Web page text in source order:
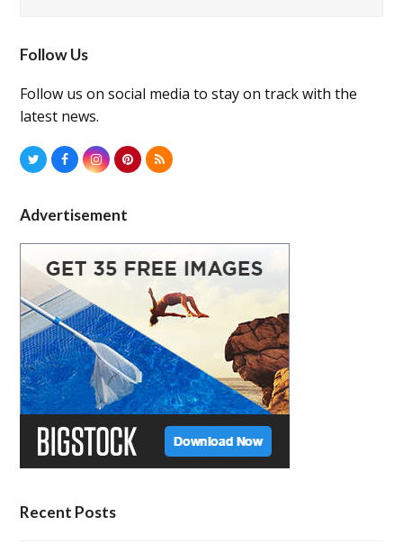
Follow Us
Follow us on social media to stay on track with the
latest news.
TwitterFacebookInstagramPinterest
RSS
Advertisement
Recent Posts